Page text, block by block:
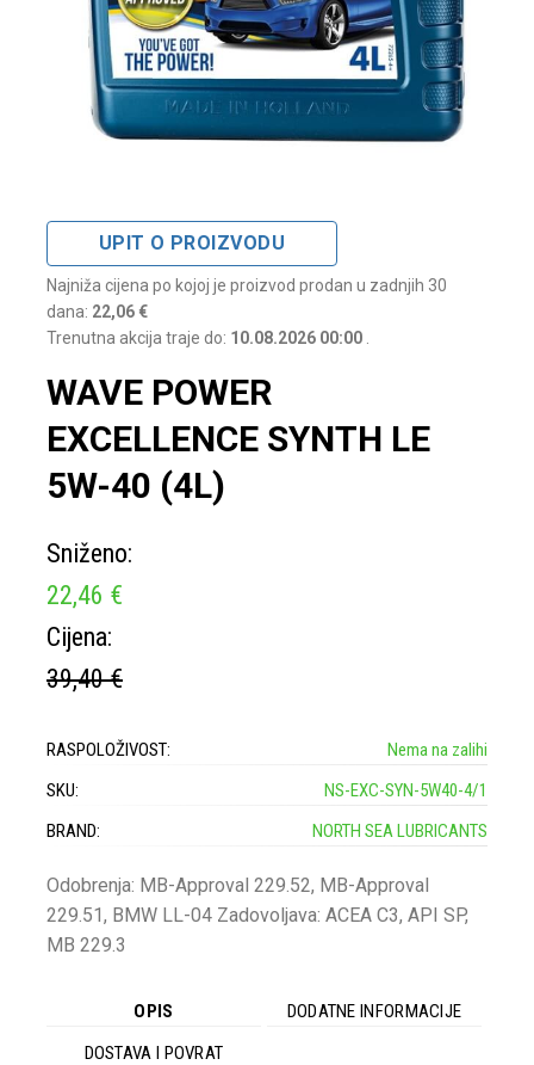
UPIT O PROIZVODU
Najniža cijena po kojoj je proizvod prodan u zadnjih 30
dana: 22,06 €
Trenutna akcija traje do: 10.08.2026 00:00 .
WAVE POWER
EXCELLENCE SYNTH LE
5W-40 (4L)
Sniženo:
22,46 €
Cijena:
39,40 €
RASPOLOŽIVOST:
Nema na zalihi
SKU:
NS-EXC-SYN-5W40-4/1
BRAND:
NORTH SEA LUBRICANTS
Odobrenja: MB-Approval 229.52, MB-Approval
229.51, BMW LL-04 Zadovoljava: ACEA C3, API SP,
MB 229.3
OPIS
DODATNE INFORMACIJE
DOSTAVA I POVRAT